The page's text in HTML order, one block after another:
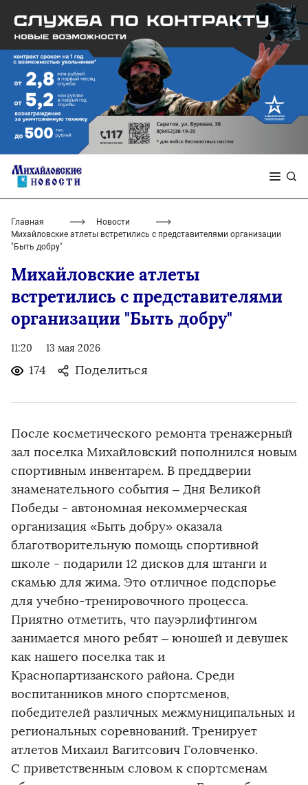
Главная
Новости
Михайловские атлеты встретились с представителями организации
"Быть добру"
Михайловские атлеты
встретились с представителями
организации "Быть добру"
11:20 13 мая 2026
174 Поделиться
После косметического ремонта тренажерный
зал поселка Михайловский пополнился новым
спортивным инвентарем. В преддверии
знаменательного события – Дня Великой
Победы - автономная некоммерческая
организация «Быть добру» оказала
благотворительную помощь спортивной
школе - подарили 12 дисков для штанги и
скамью для жима. Это отличное подспорье
для учебно-тренировочного процесса.
Приятно отметить, что пауэрлифтингом
занимается много ребят – юношей и девушек
как нашего поселка так и
Краснопартизанского района. Среди
воспитанников много спортсменов,
победителей различных межмуниципальных и
региональных соревнований. Тренирует
атлетов Михаил Вагитсович Головченко.
С приветственным словом к спортсменам